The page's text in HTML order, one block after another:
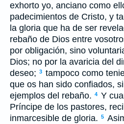
exhorto yo, anciano como
padecimientos de Cristo, y
la gloria que ha de ser
rebaño de Dios entre
por obligación, sino
Dios; no por la avaricia del
deseo; 3 tampoco como
que os han sido confiados,
ejemplos del rebaño. 4 Y
Príncipe de los pastores,
inmarcesible de gloria. 5